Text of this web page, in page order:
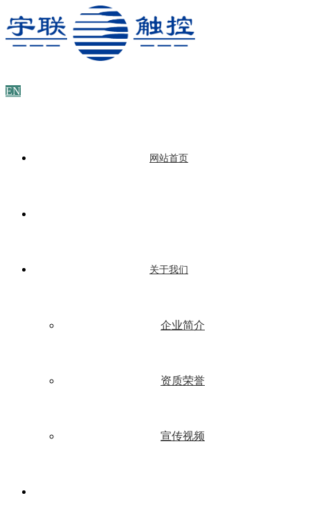
EN
网站首页
关于我们
企业简介
资质荣誉
宣传视频